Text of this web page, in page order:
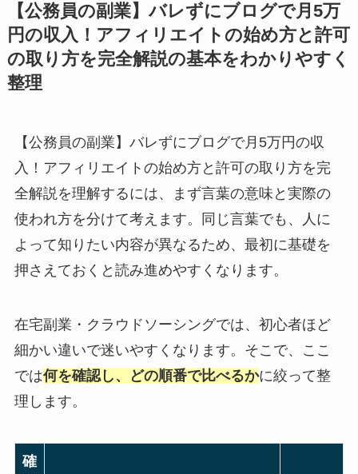
【公務員の副業】バレずにブログで月5万
円の収入！アフィリエイトの始め方と許可
の取り方を完全解説の基本をわかりやすく
整理
【公務員の副業】バレずにブログで月5万円の収
入！アフィリエイトの始め方と許可の取り方を完
全解説を理解するには、まず言葉の意味と実際の
使われ方を分けて考えます。同じ言葉でも、人に
よって知りたい内容が異なるため、最初に基礎を
押さえておくと読み進めやすくなります。
在宅副業・クラウドソーシングでは、初心者ほど
細かい違いで迷いやすくなります。そこで、ここ
では何を確認し、どの順番で比べるかに絞って整
理します。
確